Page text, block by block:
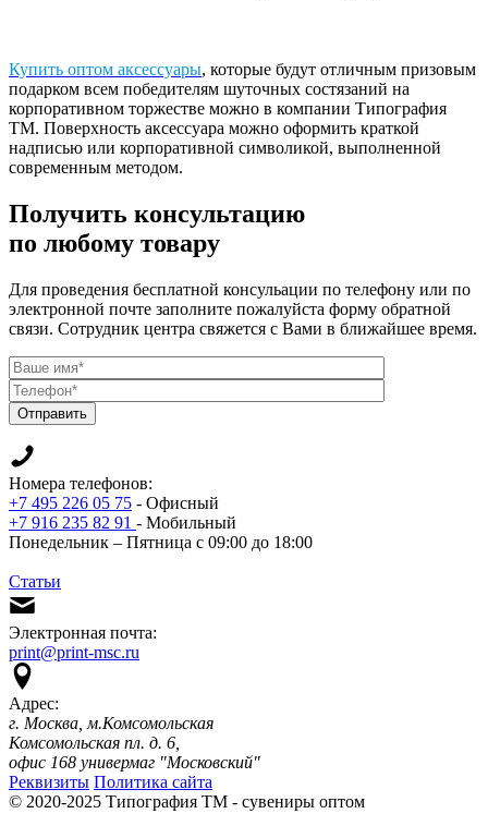
Купить оптом аксессуары, которые будут отличным призовым
подарком всем победителям шуточных состязаний на
корпоративном торжестве можно в компании Типография
ТМ. Поверхность аксессуара можно оформить краткой
надписью или корпоративной символикой, выполненной
современным методом.
Получить консультацию
по любому товару
Для проведения бесплатной консульации по телефону или по
электронной почте заполните пожалуйста форму обратной
связи. Сотрудник центра свяжется с Вами в ближайшее время.
Отправить
Номера телефонов:
+7 495 226 05 75 - Офисный
+7 916 235 82 91 - Мобильный
Понедельник – Пятница с 09:00 до 18:00
Статьи
Электронная почта:
print@print-msc.ru
Адрес:
г. Москва, м.Комсомольская
Комсомольская пл. д. 6,
офис 168 универмаг "Московский"
Реквизиты Политика сайта
© 2020-2025 Типография ТМ - сувениры оптом